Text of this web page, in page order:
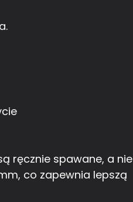
ręcznie spawane, a nie
co zapewnia lepszą